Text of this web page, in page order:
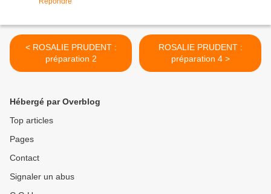
< ROSALIE PRUDENT :
préparation 2
ROSALIE PRUDENT :
préparation 4 >
Hébergé par Overblog
Top articles
Pages
Contact
Signaler un abus